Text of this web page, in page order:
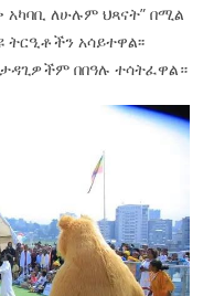
አካባቢ ለሁሉም ህጻናት” በሚል
ትርዒቶችን አሳይተዋል፡፡
በበዓሉ ተሳትፈዋል።